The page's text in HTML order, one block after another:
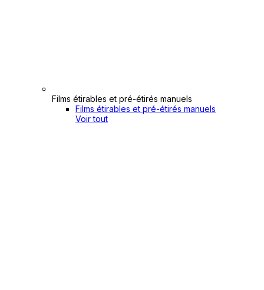
Films étirables et pré-étirés manuels
Films étirables et pré-étirés manuels
Voir tout